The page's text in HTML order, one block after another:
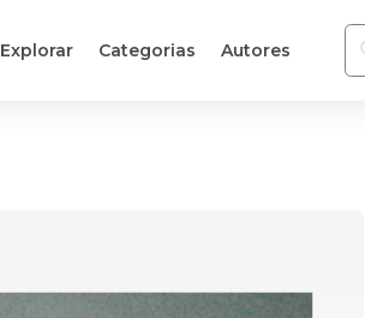
Explorar Categorias Autores